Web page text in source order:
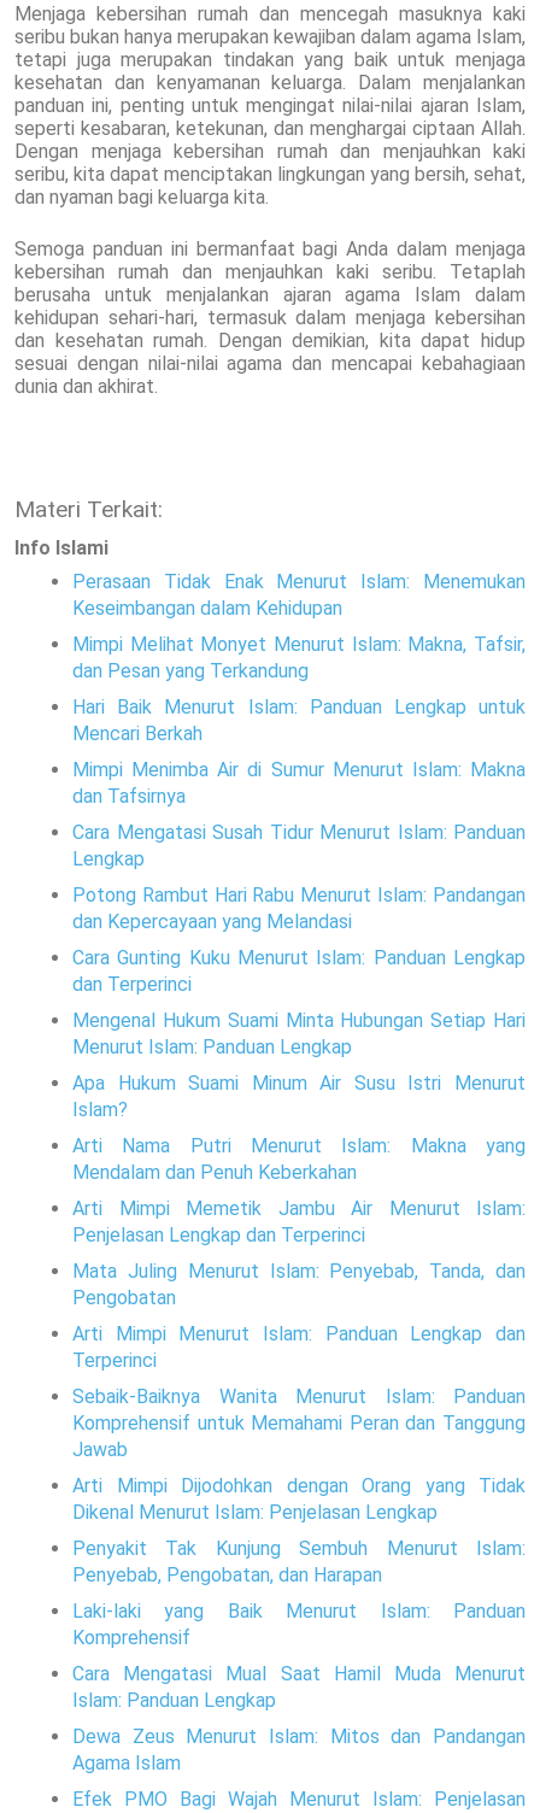
Menjaga kebersihan rumah dan mencegah masuknya kaki
seribu bukan hanya merupakan kewajiban dalam agama Islam,
tetapi juga merupakan tindakan yang baik untuk menjaga
kesehatan dan kenyamanan keluarga. Dalam menjalankan
panduan ini, penting untuk mengingat nilai-nilai ajaran Islam,
seperti kesabaran, ketekunan, dan menghargai ciptaan Allah.
Dengan menjaga kebersihan rumah dan menjauhkan kaki
seribu, kita dapat menciptakan lingkungan yang bersih, sehat,
dan nyaman bagi keluarga kita.
Semoga panduan ini bermanfaat bagi Anda dalam menjaga
kebersihan rumah dan menjauhkan kaki seribu. Tetaplah
berusaha untuk menjalankan ajaran agama Islam dalam
kehidupan sehari-hari, termasuk dalam menjaga kebersihan
dan kesehatan rumah. Dengan demikian, kita dapat hidup
sesuai dengan nilai-nilai agama dan mencapai kebahagiaan
dunia dan akhirat.
Materi Terkait:
Info Islami
Perasaan Tidak Enak Menurut Islam: Menemukan
Keseimbangan dalam Kehidupan
Mimpi Melihat Monyet Menurut Islam: Makna, Tafsir,
dan Pesan yang Terkandung
Hari Baik Menurut Islam: Panduan Lengkap untuk
Mencari Berkah
Mimpi Menimba Air di Sumur Menurut Islam: Makna
dan Tafsirnya
Cara Mengatasi Susah Tidur Menurut Islam: Panduan
Lengkap
Potong Rambut Hari Rabu Menurut Islam: Pandangan
dan Kepercayaan yang Melandasi
Cara Gunting Kuku Menurut Islam: Panduan Lengkap
dan Terperinci
Mengenal Hukum Suami Minta Hubungan Setiap Hari
Menurut Islam: Panduan Lengkap
Apa Hukum Suami Minum Air Susu Istri Menurut
Islam?
Arti Nama Putri Menurut Islam: Makna yang
Mendalam dan Penuh Keberkahan
Arti Mimpi Memetik Jambu Air Menurut Islam:
Penjelasan Lengkap dan Terperinci
Mata Juling Menurut Islam: Penyebab, Tanda, dan
Pengobatan
Arti Mimpi Menurut Islam: Panduan Lengkap dan
Terperinci
Sebaik-Baiknya Wanita Menurut Islam: Panduan
Komprehensif untuk Memahami Peran dan Tanggung
Jawab
Arti Mimpi Dijodohkan dengan Orang yang Tidak
Dikenal Menurut Islam: Penjelasan Lengkap
Penyakit Tak Kunjung Sembuh Menurut Islam:
Penyebab, Pengobatan, dan Harapan
Laki-laki yang Baik Menurut Islam: Panduan
Komprehensif
Cara Mengatasi Mual Saat Hamil Muda Menurut
Islam: Panduan Lengkap
Dewa Zeus Menurut Islam: Mitos dan Pandangan
Agama Islam
Efek PMO Bagi Wajah Menurut Islam: Penjelasan